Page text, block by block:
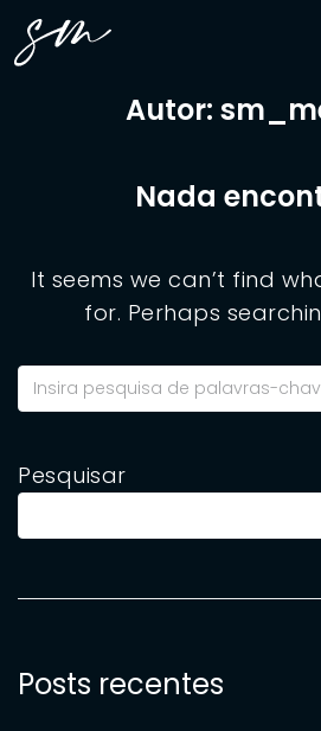
Autor:
Nada
It seems we can’t find
for. Perhaps
Pesquisar
Posts recentes